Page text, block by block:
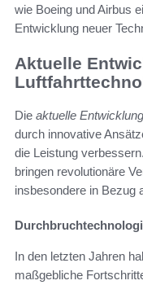
wie Boeing und Airbus
Entwicklung neuer
Aktuelle
Die aktuelle
durch innovative
die Leistung
bringen revolutionäre
insbesondere in Bezug
In den letzten Jahren
maßgebliche